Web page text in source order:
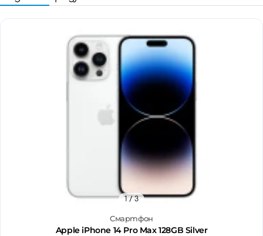
Смартфон
Apple iPhone 14 Pro Max 128GB Silver
1/ 3